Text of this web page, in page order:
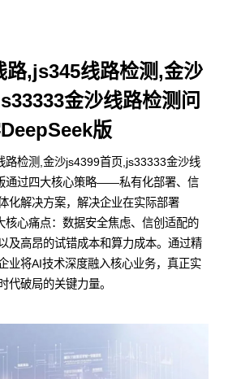
路,js345线路检测,金沙
金沙线路检测问
版
路检测,金沙js4399首页,js33333金沙线
通过四大核心策略——私有化部署、信
化解决方案，解决企业在实际部署
核心痛点：数据安全焦虑、信创适配的
及高昂的试错成本和算力成本。通过精
业将AI技术深度融入核心业务，真正实
代破局的关键力量。